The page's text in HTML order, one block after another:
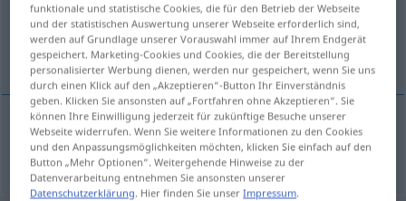
Übersicht aller Übersetzungen
(Für mehr Details die Übersetzung anklicken/antippen)
copak? → siehe „co“
funktionale und statistische Cookies, die für den Betrieb der Webseite
und der statistischen Auswertung unserer Webseite erforderlich sind,
werden auf Grundlage unserer Vorauswahl immer auf Ihrem Endgerät
gespeichert. Marketing-Cookies und Cookies, die der Bereitstellung
personalisierter Werbung dienen, werden nur gespeichert, wenn Sie uns
durch einen Klick auf den „Akzeptieren“-Button Ihr Einverständnis
geben. Klicken Sie ansonsten auf „Fortfahren ohne Akzeptieren“. Sie
können Ihre Einwilligung jederzeit für zukünftige Besuche unserer
Webseite widerrufen. Wenn Sie weitere Informationen zu den Cookies
und den Anpassungsmöglichkeiten möchten, klicken Sie einfach auf den
Button „Mehr Optionen“. Weitergehende Hinweise zu der
Datenverarbeitung entnehmen Sie ansonsten unserer
Datenschutzerklärung. Hier finden Sie unserImpressum.